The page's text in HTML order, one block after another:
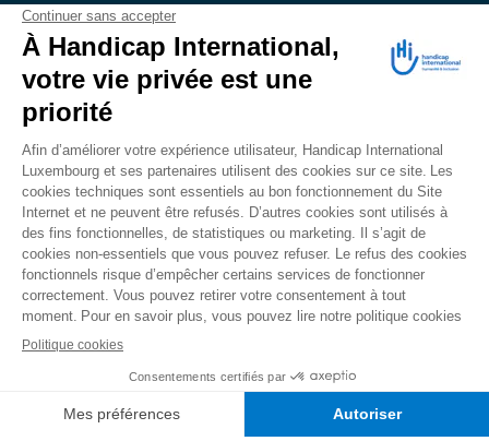
VOTRE DONEN ACTION
Grâce à vous, en 2024, 604.716 personnes ont
bénéficié d’appareillage et d’activités de réadaptation.
Merci pour votre générosité.
Lire notre rapport annuel
CONTACT
Accessibilité
Politique de cookies
Mécanisme d'alerte